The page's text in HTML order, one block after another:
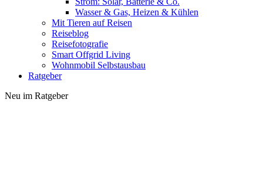
Wasser & Gas, Heizen & Kühlen
Mit Tieren auf Reisen
Reiseblog
Reisefotografie
Smart Offgrid Living
Wohnmobil Selbstausbau
Ratgeber
Neu im Ratgeber